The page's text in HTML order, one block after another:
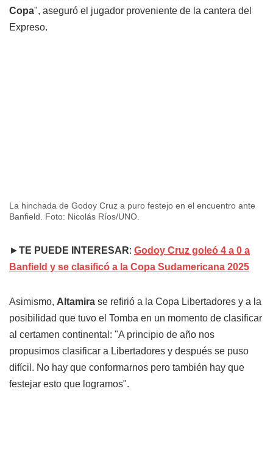
Copa", aseguró el jugador proveniente de la cantera del
Expreso.
La hinchada de Godoy Cruz a puro festejo en el encuentro ante
Banfield. Foto: Nicolás Ríos/UNO.
►TE PUEDE INTERESAR: Godoy Cruz goleó 4 a 0 a
Banfield y se clasificó a la Copa Sudamericana 2025
Asimismo, Altamira se refirió a la Copa Libertadores y a la
posibilidad que tuvo el Tomba en un momento de clasificar
al certamen continental: "A principio de año nos
propusimos clasificar a Libertadores y después se puso
difícil. No hay que conformarnos pero también hay que
festejar esto que logramos".